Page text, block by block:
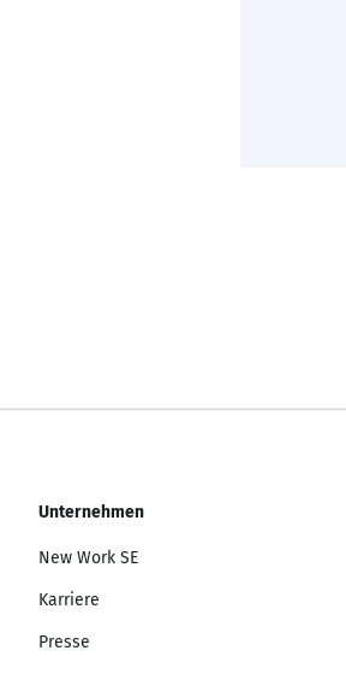
Unternehmen
New Work SE
Karriere
Presse